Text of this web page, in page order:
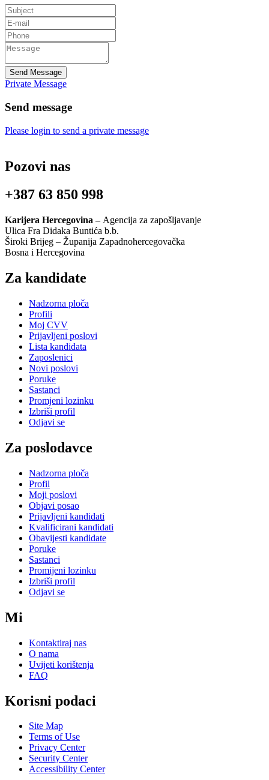
Send Message
Private Message
Send message
Please login to send a private message
Pozovi nas
+387 63 850 998
Karijera Hercegovina – Agencija za zapošljavanje
Ulica Fra Didaka Buntića b.b.
Široki Brijeg – Županija Zapadnohercegovačka
Bosna i Hercegovina
Za kandidate
Nadzorna ploča
Profili
Moj CVV
Prijavljeni poslovi
Lista kandidata
Zaposlenici
Novi poslovi
Poruke
Sastanci
Promjeni lozinku
Izbriši profil
Odjavi se
Za poslodavce
Nadzorna ploča
Profil
Moji poslovi
Objavi posao
Prijavljeni kandidati
Kvalificirani kandidati
Obavijesti kandidate
Poruke
Sastanci
Promijeni lozinku
Izbriši profil
Odjavi se
Mi
Kontaktiraj nas
O nama
Uvijeti korištenja
FAQ
Korisni podaci
Site Map
Terms of Use
Privacy Center
Security Center
Accessibility Center